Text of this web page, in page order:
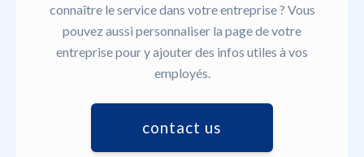
connaître le service dans votre entreprise ? Vous
pouvez aussi personnaliser la page de votre
entreprise pour y ajouter des infos utiles à vos
employés.
contact us